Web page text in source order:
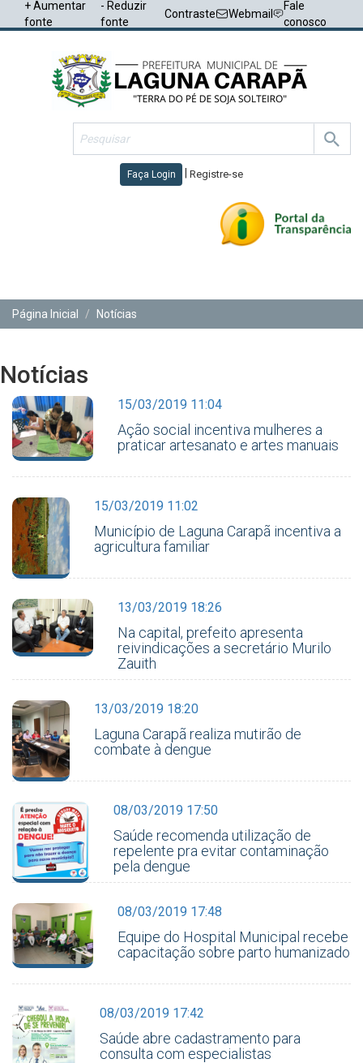
+ Aumentar
fonte
- Reduzir
fonte
Contraste Webmail
Fale
conosco
Faça Login Registre-se
Página Inicial
Notícias
Notícias
15/03/2019 11:04
Ação social incentiva mulheres a
praticar artesanato e artes manuais
15/03/2019 11:02
Município de Laguna Carapã incentiva a
agricultura familiar
13/03/2019 18:26
Na capital, prefeito apresenta
reivindicações a secretário Murilo
Zauith
13/03/2019 18:20
Laguna Carapã realiza mutirão de
combate à dengue
08/03/2019 17:50
Saúde recomenda utilização de
repelente pra evitar contaminação
pela dengue
08/03/2019 17:48
Equipe do Hospital Municipal recebe
capacitação sobre parto humanizado
08/03/2019 17:42
Saúde abre cadastramento para
consulta com especialistas